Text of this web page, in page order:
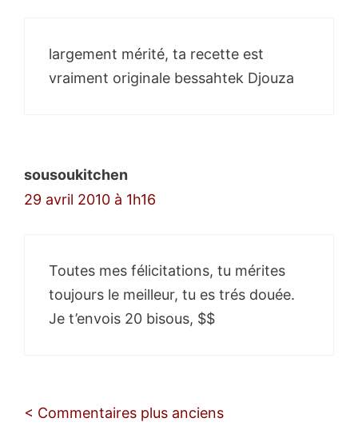
largement mérité, ta recette est
vraiment originale bessahtek Djouza
sousoukitchen
29 avril 2010 à 1h16
Toutes mes félicitations, tu mérites
toujours le meilleur, tu es trés douée.
Je t’envois 20 bisous, $$
Navigation
< Commentaires plus anciens